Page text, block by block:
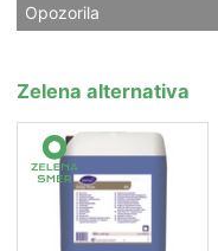
Opozorila
Zelena alternativa